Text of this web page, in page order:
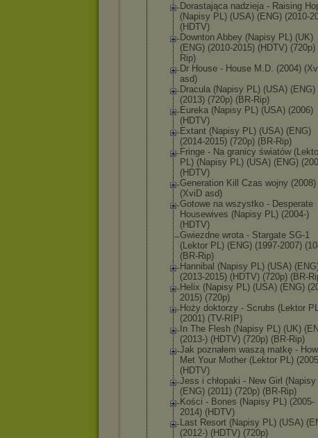
Dorastająca nadzieja - Raising
(Napisy PL) (USA) (ENG) (2010-
(HDTV)
Downton Abbey (Napisy PL) (UK)
(ENG) (2010-2015) (HDTV) (720p)
Rip)
Dr House - House M.D. (2004)
asd)
Dracula (Napisy PL) (USA) (ENG)
(2013) (720p) (BR-Rip)
Eureka (Napisy PL) (USA) (2006)
(HDTV)
Extant (Napisy PL) (USA) (ENG)
(2014-2015) (720p) (BR-Rip)
Fringe - Na granicy światów
PL) (Napisy PL) (USA) (ENG)
(HDTV)
Generation Kill Czas wojny (2008)
(XviD asd)
Gotowe na wszystko - Desperate
Housewives (Napisy PL) (2004-)
(HDTV)
Gwiezdne wrota - Stargate SG-1
(Lektor PL) (ENG) (1997-2007)
(BR-Rip)
Hannibal (Napisy PL) (USA)
(2013-2015) (HDTV) (720p) (BR-
Helix (Napisy PL) (USA) (ENG)
2015) (720p)
Hoży doktorzy - Scrubs (Lektor
(2001) (TV-RIP)
In The Flesh (Napisy PL) (UK)
(2013-) (HDTV) (720p) (BR-Rip)
Jak poznałem waszą matkę - How I
Met Your Mother (Lektor PL)
(HDTV)
Jess i chłopaki - New Girl (Napisy
(ENG) (2011) (720p) (BR-Rip)
Kości - Bones (Napisy PL) (2005-
2014) (HDTV)
Last Resort (Napisy PL) (USA)
(2012-) (HDTV) (720p)